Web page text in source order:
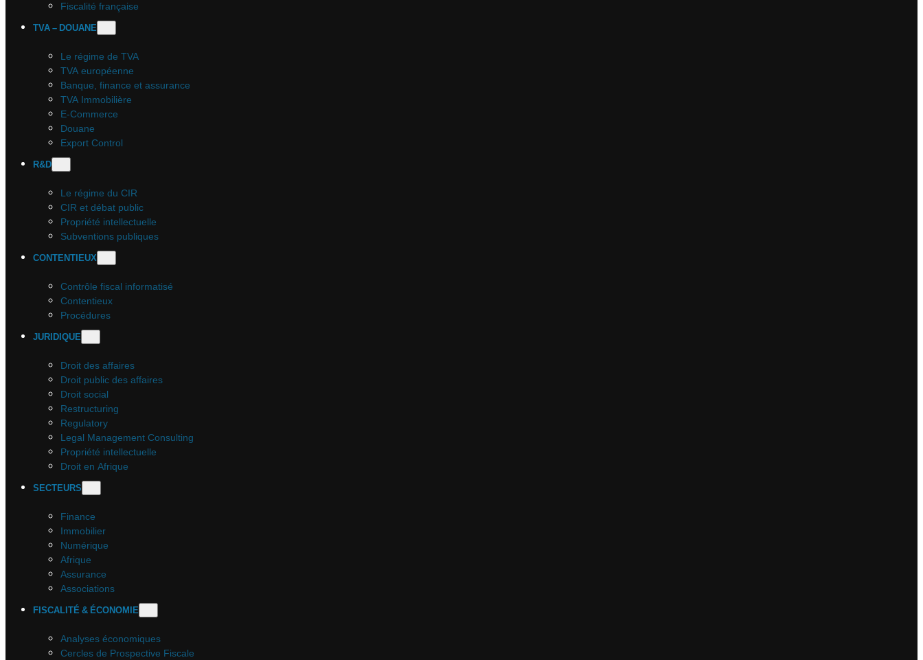
Fiscalité française
TVA – DOUANE
Le régime de TVA
TVA européenne
Banque, finance et assurance
TVA Immobilière
E-Commerce
Douane
Export Control
R&D
Le régime du CIR
CIR et débat public
Propriété intellectuelle
Subventions publiques
CONTENTIEUX
Contrôle fiscal informatisé
Contentieux
Procédures
JURIDIQUE
Droit des affaires
Droit public des affaires
Droit social
Restructuring
Regulatory
Legal Management Consulting
Propriété intellectuelle
Droit en Afrique
SECTEURS
Finance
Immobilier
Numérique
Afrique
Assurance
Associations
FISCALITÉ & ÉCONOMIE
Analyses économiques
Cercles de Prospective Fiscale